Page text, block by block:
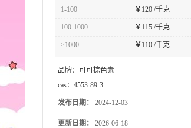
1-100 ￥120 /千克
100-1000 ￥115 /千克
≥1000 ￥110 /千克
品牌： 可可棕色素
cas： 4553-89-3
发布日期： 2024-12-03
更新日期： 2026-06-18